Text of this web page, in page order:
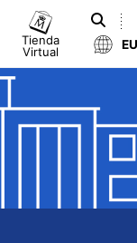
Tienda
Virtual
EU